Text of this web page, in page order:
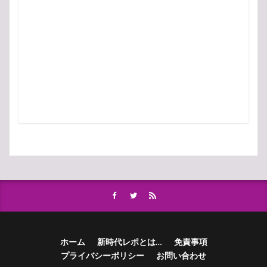
ホーム 新時代レポとは…
免責事項
プライバシーポリシー
お問い合わせ